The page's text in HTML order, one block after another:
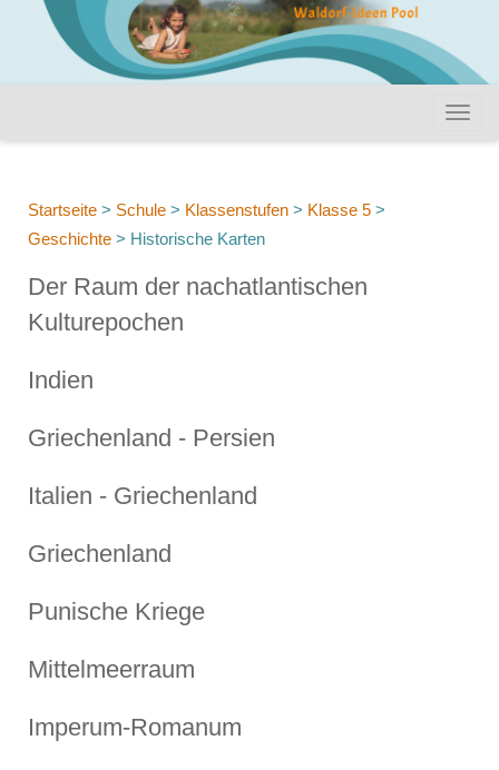
Startseite > Schule > Klassenstufen > Klasse 5 >
Geschichte > Historische Karten
Der Raum der nachatlantischen
Kulturepochen
Indien
Griechenland - Persien
Italien - Griechenland
Griechenland
Punische Kriege
Mittelmeerraum
Imperum-Romanum